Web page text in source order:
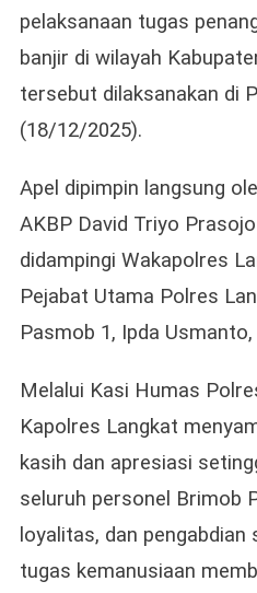
Di
Langkat
pelaksanaan tugas
banjir di wilayah
tersebut dilaksanakan di
(18/12/2025).
Apel dipimpin langsung
AKBP David Triyo
didampingi Wakapolres
Pejabat Utama Polres
Pasmob 1, Ipda Usmanto,
Melalui Kasi Humas
Kapolres Langkat
kasih dan apresiasi
seluruh personel Brimob
loyalitas, dan
tugas kemanusiaan